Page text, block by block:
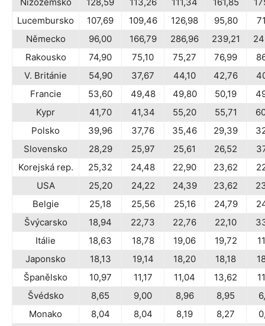
Lucembursko
107,69 109,46 126,98 95,80
Německo
96,00 166,79 286,96 239,21
Rakousko
74,90 75,10 75,27 76,99
V. Británie
54,90 37,67 44,10 42,76
Francie
53,60 49,48 49,80 50,19
Kypr
41,70 41,34 55,20 55,71
Polsko
39,96 37,76 35,46 29,39
Slovensko
28,29 25,97 25,61 26,52
Korejská rep.
25,32 24,48 22,90 23,62
USA
25,20 24,22 24,39 23,62
Belgie
25,18 25,56 25,16 24,79
Švýcarsko
18,94 22,73 22,76 22,10
Itálie
18,63 18,78 19,06 19,72
Japonsko
18,13 19,14 18,20 18,18
Španělsko
10,97 11,17 11,04 13,62
Švédsko
8,65 9,00 8,96 8,95
Monako
8,04 8,04 8,19 8,27